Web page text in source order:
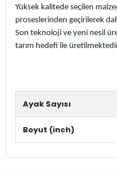
Yüksek kalitede seçilen
proseslerinden geçirilerek
Son teknoloji ve yeni nesil
tarım hedefi ile
Ayak Sayısı
Boyut (inch)